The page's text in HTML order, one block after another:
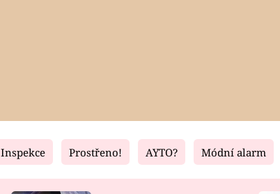
Fresh Living
Inspekce Prostřeno! AYTO? Módní alarm